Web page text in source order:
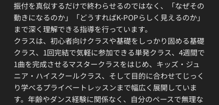
振付を真似するだけで終わらせるのではなく、「なぜその
動きになるのか」「どうすればK-POPらしく見えるのか」
まで深く理解できる指導を行っています。
クラスは、初心者向けクラスや基礎をしっかり固める基礎
クラス、1回完結で気軽に参加できる単発クラス、4週間で
1曲を完成させるマスタークラスをはじめ、キッズ・ジュ
ニア・ハイスクールクラス、そして目的に合わせてじっく
り学べるプライベートレッスンまで幅広く展開していま
す。年齢やダンス経験に関係なく、自分のペースで無理な